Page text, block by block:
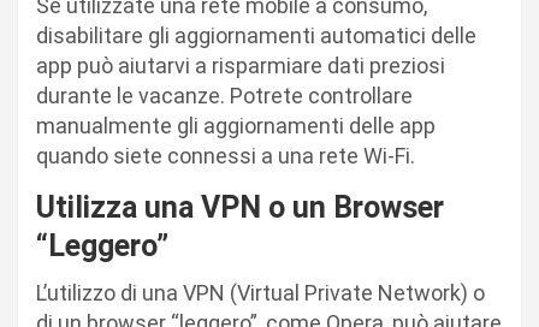
Se utilizzate una rete mobile a consumo,
disabilitare gli aggiornamenti automatici delle
app può aiutarvi a risparmiare dati preziosi
durante le vacanze. Potrete controllare
manualmente gli aggiornamenti delle app
quando siete connessi a una rete Wi-Fi.
Utilizza una VPN o un Browser
“Leggero”
L’utilizzo di una VPN (Virtual Private Network) o